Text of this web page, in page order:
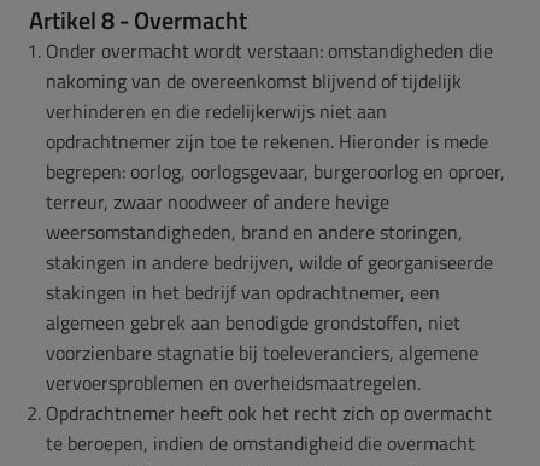
Artikel 8 - Overmacht
Onder overmacht wordt verstaan: omstandigheden die
nakoming van de overeenkomst blijvend of tijdelijk
verhinderen en die redelijkerwijs niet aan
opdrachtnemer zijn toe te rekenen. Hieronder is mede
begrepen: oorlog, oorlogsgevaar, burgeroorlog en oproer,
terreur, zwaar noodweer of andere hevige
weersomstandigheden, brand en andere storingen,
stakingen in andere bedrijven, wilde of georganiseerde
stakingen in het bedrijf van opdrachtnemer, een
algemeen gebrek aan benodigde grondstoffen, niet
voorzienbare stagnatie bij toeleveranciers, algemene
vervoersproblemen en overheidsmaatregelen.
Opdrachtnemer heeft ook het recht zich op overmacht
te beroepen, indien de omstandigheid die overmacht